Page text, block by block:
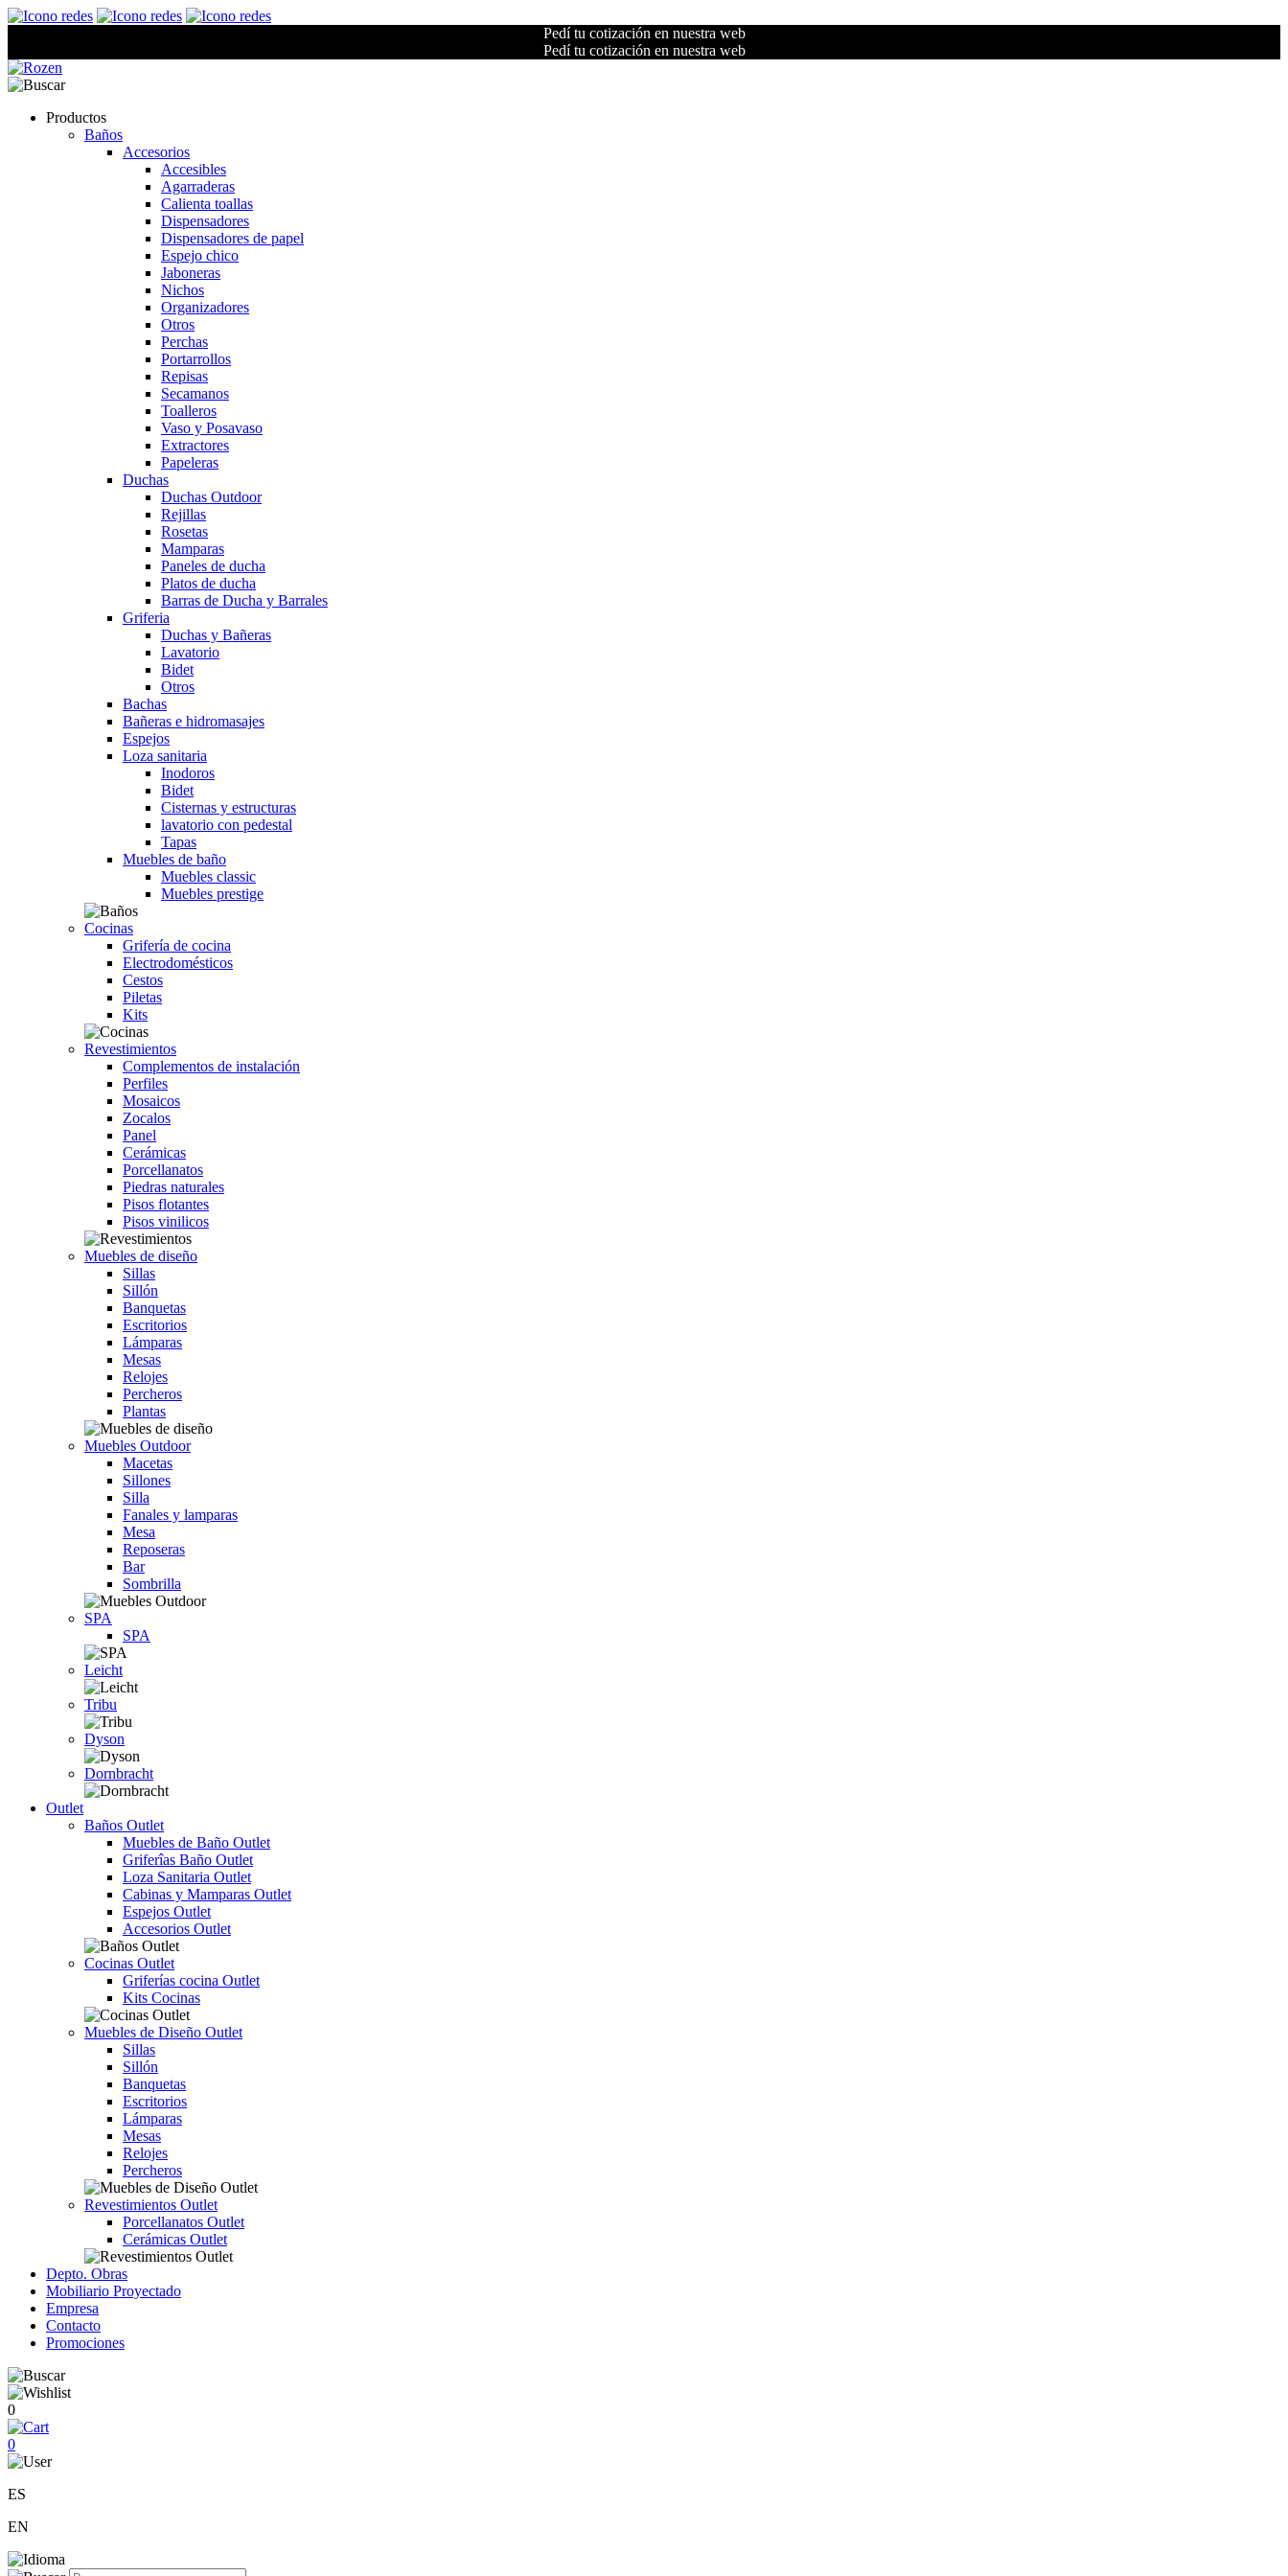
Pedí tu cotización en nuestra web
Pedí tu cotización en nuestra web
Productos
Baños
Accesorios
Accesibles
Agarraderas
Calienta toallas
Dispensadores
Dispensadores de papel
Espejo chico
Jaboneras
Nichos
Organizadores
Otros
Perchas
Portarrollos
Repisas
Secamanos
Toalleros
Vaso y Posavaso
Extractores
Papeleras
Duchas
Duchas Outdoor
Rejillas
Rosetas
Mamparas
Paneles de ducha
Platos de ducha
Barras de Ducha y Barrales
Griferia
Duchas y Bañeras
Lavatorio
Bidet
Otros
Bachas
Bañeras e hidromasajes
Espejos
Loza sanitaria
Inodoros
Bidet
Cisternas y estructuras
lavatorio con pedestal
Tapas
Muebles de baño
Muebles classic
Muebles prestige
Cocinas
Grifería de cocina
Electrodomésticos
Cestos
Piletas
Kits
Revestimientos
Complementos de instalación
Perfiles
Mosaicos
Zocalos
Panel
Cerámicas
Porcellanatos
Piedras naturales
Pisos flotantes
Pisos vinilicos
Muebles de diseño
Sillas
Sillón
Banquetas
Escritorios
Lámparas
Mesas
Relojes
Percheros
Plantas
Muebles Outdoor
Macetas
Sillones
Silla
Fanales y lamparas
Mesa
Reposeras
Bar
Sombrilla
SPA
SPA
Leicht
Tribu
Dyson
Dornbracht
Outlet
Baños Outlet
Muebles de Baño Outlet
Griferîas Baño Outlet
Loza Sanitaria Outlet
Cabinas y Mamparas Outlet
Espejos Outlet
Accesorios Outlet
Cocinas Outlet
Griferías cocina Outlet
Kits Cocinas
Muebles de Diseño Outlet
Sillas
Sillón
Banquetas
Escritorios
Lámparas
Mesas
Relojes
Percheros
Revestimientos Outlet
Porcellanatos Outlet
Cerámicas Outlet
Depto. Obras
Mobiliario Proyectado
Empresa
Contacto
Promociones
0
0
ES
EN